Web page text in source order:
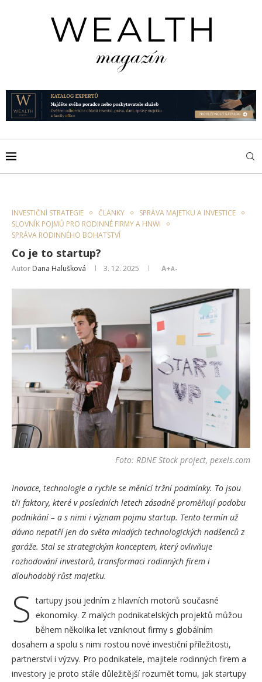
INVESTIČNÍ STRATEGIE ČLÁNKY
SPRÁVA MAJETKU A INVESTICE
SLOVNÍK POJMŮ PRO RODINNÉ FIRMY A HNWI
SPRÁVA RODINNÉHO BOHATSTVÍ
Co je to startup?
Autor Dana Halušková 3. 12. 2025 A+A-
Foto: RDNE Stock project, pexels.com
Inovace, technologie a rychle se měnící tržní podmínky. To jsou
tři faktory, které v posledních letech zásadně proměňují podobu
podnikání – a s nimi i význam pojmu startup. Tento termín už
dávno nepatří jen do světa mladých technologických nadšenců z
garáže. Stal se strategickým konceptem, který ovlivňuje
rozhodování investorů, transformaci rodinných firem i
dlouhodobý růst majetku.
S tartupy jsou jedním z hlavních motorů současné
ekonomiky. Z malých podnikatelských projektů můžou
během několika let vzniknout firmy s globálním
dosahem a spolu s nimi rostou nové investiční příležitosti,
partnerství i výzvy. Pro podnikatele, majitele rodinných firem a
investory je proto stále důležitější rozumět tomu, jak startupy